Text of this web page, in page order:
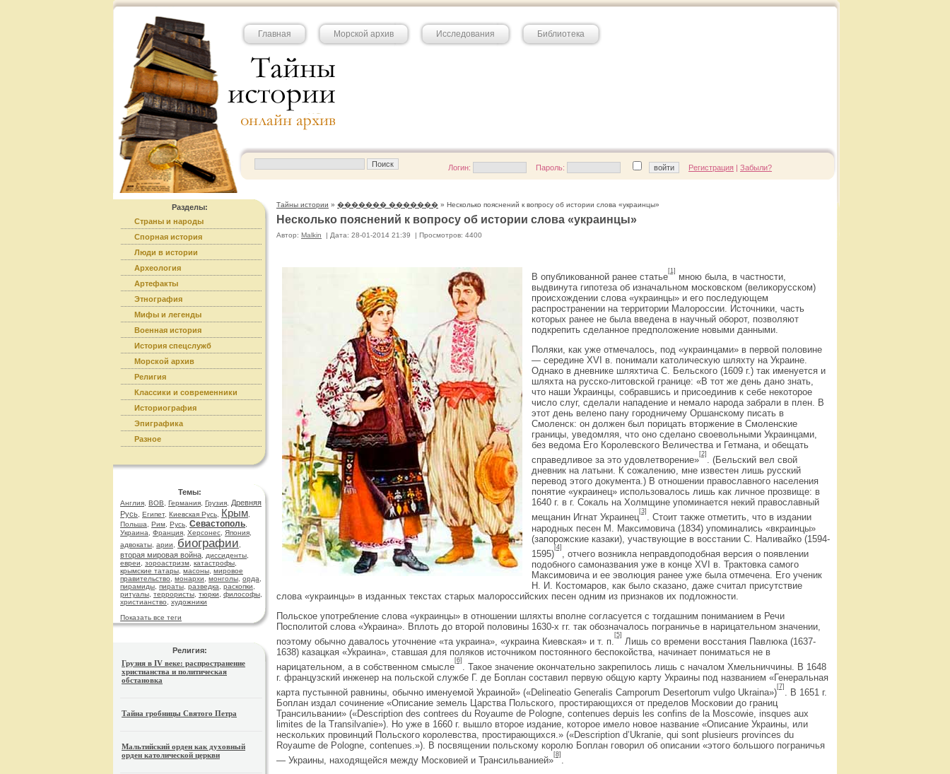
Главная Морской архив Исследования Библиотека
Логин: Пароль: Регистрация | Забыли?
Разделы:
Страны и народы
Спорная история
Люди в истории
Археология
Артефакты
Этнография
Мифы и легенды
Военная история
История спецслужб
Морской архив
Религия
Классики и современники
Историография
Эпиграфика
Разное
Темы:
Англия ВОВ Германия Грузия
Древняя
Русь Египет, Киевская Русь Крым
Польша
Рим Русь Севастополь
Украина
Франция Херсонес Япония
адвокаты арии биографии
вторая мировая война диссиденты
евреи
зороастризм катастрофы
крымские татары масоны мировое
правительство
монархи монголы орда
пирамиды пираты разведка раскопки
ритуалы террористы тюрки философы
христианство
художники
Показать все теги
Религия:
Грузия в IV веке: распространение
христианства и политическая
обстановка
Тайна гробницы Святого Петра
Мальтийский орден как духовный
орден католической церкви
Тайны истории » ������� ������� » Несколько пояснений к вопросу об истории слова «украинцы»
Несколько пояснений к вопросу об истории слова «украинцы»
Автор: Malkin | Дата: 28-01-2014 21:39 | Просмотров: 4400
В опубликованной ранее статье
[1]
мною была, в частности,
выдвинута гипотеза об изначальном московском (великорусском)
происхождении слова «украинцы» и его последующем
распространении на территории Малороссии. Источники, часть
которых ранее не была введена в научный оборот, позволяют
подкрепить сделанное предположение новыми данными.
Поляки, как уже отмечалось, под «украинцами» в первой половине
— середине XVI в. понимали католическую шляхту на Украине.
Однако в дневнике шляхтича С. Бельского (1609 г.) так именуется и
шляхта на русско-литовской границе: «В тот же день дано знать,
что наши Украинцы, собравшись и присоединив к себе некоторое
число слуг, сделали нападение и немало народа забрали в плен. В
этот день велено пану городничему Оршанскому писать в
Смоленск: он должен был порицать вторжение в Смоленские
границы, уведомляя, что оно сделано своевольными Украинцами,
без ведома Его Королевского Величества и Гетмана, и обещать
справедливое за это удовлетворение»
[2]
. (Бельский вел свой
дневник на латыни. К сожалению, мне известен лишь русский
перевод этого документа.) В отношении православного населения
понятие «украинец» использовалось лишь как личное прозвище: в
1640 г. в г. Сокаль на Холмщине упоминается некий православный
мещанин Игнат Украинец
[3]
. Стоит также отметить, что в издании
народных песен М. Максимовича (1834) упоминались «вкраинцы»
(запорожские казаки), участвующие в восстании С. Наливайко (1594-
1595)
[4]
, отчего возникла неправдоподобная версия о появлении
подобного самоназвания уже в конце XVI в. Трактовка самого
Максимовича и ее эволюция ранее уже была отмечена. Его ученик
Н. И. Костомаров, как было сказано, даже считал присутствие
слова «украинцы» в изданных текстах старых малороссийских песен одним из признаков их подложности.
Польское употребление слова «украинцы» в отношении шляхты вполне согласуется с тогдашним пониманием в Речи
Посполитой слова «Украина». Вплоть до второй половины 1630-х гг. так обозначалось пограничье в нарицательном значении,
поэтому обычно давалось уточнение «та украина», «украина Киевская» и т. п.
[5]
Лишь со времени восстания Павлюка (1637-
1638) казацкая «Украина», ставшая для поляков источником постоянного беспокойства, начинает пониматься не в
нарицательном, а в собственном смысле
[6]
. Такое значение окончательно закрепилось лишь с началом Хмельниччины. В 1648
г. французский инженер на польской службе Г. де Боплан составил первую общую карту Украины под названием «Генеральная
карта пустынной равнины, обычно именуемой Украиной» («Delineatio Generalis Camporum Desertorum vulgo Ukraina»)
[7]
. В 1651 г.
Боплан издал сочинение «Описание земель Царства Польского, простирающихся от пределов Московии до границ
Трансильвании» («Description des contrees du Royaume de Pologne, contenues depuis les confins de la Moscowie, insques aux
limites de la Transilvanie»). Но уже в 1660 г. вышло второе издание, которое имело новое название «Описание Украины, или
нескольких провинций Польского королевства, простирающихся.» («Description d’Ukranie, qui sont plusieurs provinces du
Royaume de Pologne, сontenues.»). В посвящении польскому королю Боплан говорил об описании «этого большого пограничья
— Украины, находящейся между Московией и Трансильванией»
[8]